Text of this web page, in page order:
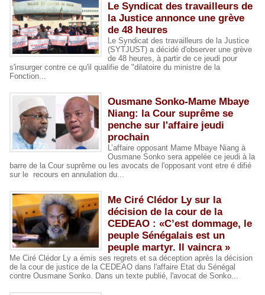
Le Syndicat des travailleurs de
la Justice annonce une grève
de 48 heures
Le Syndicat des travailleurs de la Justice
(SYTJUST) a décidé d'observer une grève
de 48 heures, à partir de ce jeudi pour
s'insurger contre ce qu'il qualifie de "dilatoire du ministre de la
Fonction...
Ousmane Sonko-Mame Mbaye
Niang: la Cour suprême se
penche sur l'affaire jeudi
prochain
L’affaire opposant Mame Mbaye Niang à
Ousmane Sonko sera appelée ce jeudi à la
barre de la Cour suprême ou les avocats de l'opposant vont etre é difié
sur le recours en annulation du...
Me Ciré Clédor Ly sur la
décision de la cour de la
CEDEAO : «C’est dommage, le
peuple Sénégalais est un
peuple martyr. Il vaincra »
Me Ciré Clédor Ly a émis ses regrets et sa déception après la décision
de la cour de justice de la CEDEAO dans l'affaire Etat du Sénégal
contre Ousmane Sonko. Dans un texte publié, l'avocat de Sonko...